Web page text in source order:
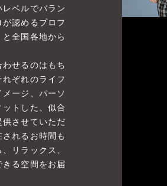
ベルでバラン
認めるプロフ
全国各地から
せるのはもち
ぞれのライフ
ージ、パーソ
トした、似合
させていただ
れるお時間も
リラックス、
る空間をお届